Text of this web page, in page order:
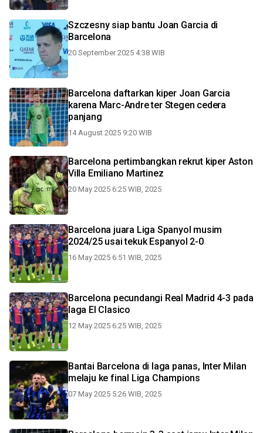
Szczesny siap bantu Joan Garcia di
Barcelona
20 September 2025 4:38 WIB
Barcelona daftarkan kiper Joan Garcia
karena Marc-Andre ter Stegen cedera
panjang
14 August 2025 9:20 WIB
Barcelona pertimbangkan rekrut kiper Aston
Villa Emiliano Martinez
20 May 2025 6:25 WIB, 2025
Barcelona juara Liga Spanyol musim
2024/25 usai tekuk Espanyol 2-0
16 May 2025 6:51 WIB, 2025
Barcelona pecundangi Real Madrid 4-3 pada
laga El Clasico
12 May 2025 6:25 WIB, 2025
Bantai Barcelona di laga panas, Inter Milan
melaju ke final Liga Champions
07 May 2025 5:26 WIB, 2025